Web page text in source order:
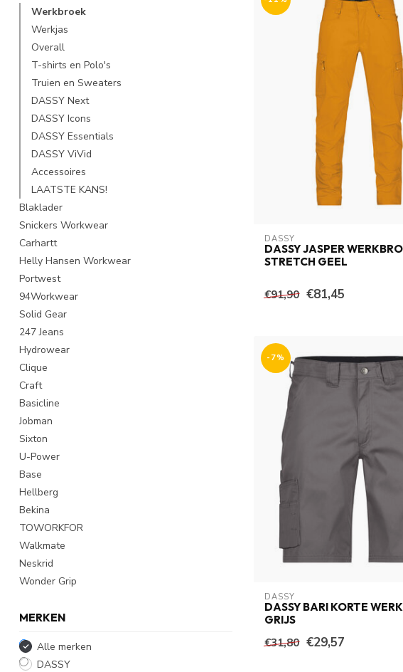
Werkbroek
Werkjas
Overall
T-shirts en Polo's
Truien en Sweaters
DASSY Next
DASSY Icons
DASSY Essentials
DASSY ViVid
Accessoires
LAATSTE KANS!
Blaklader
Snickers Workwear
Carhartt
Helly Hansen Workwear
Portwest
94Workwear
Solid Gear
247 Jeans
Hydrowear
Clique
Craft
Basicline
Jobman
Sixton
U-Power
Base
Hellberg
Bekina
TOWORKFOR
Walkmate
Neskrid
Wonder Grip
MERKEN
Alle merken
DASSY
DASSY
DASSY JASPER
STRETCH GEEL
€91,90 €81,45
-7%
DASSY
DASSY BARI KORTE
GRIJS
€31,80 €29,57